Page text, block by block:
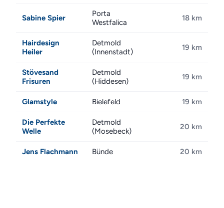
Sabine Spier
Porta
Westfalica
18 km
Hairdesign
Heiler
Detmold
(Innenstadt)
19 km
Stövesand
Frisuren
Detmold
(Hiddesen)
19 km
Glamstyle Bielefeld 19 km
Die Perfekte
Welle
Detmold
(Mosebeck)
20 km
Jens Flachmann Bünde 20 km